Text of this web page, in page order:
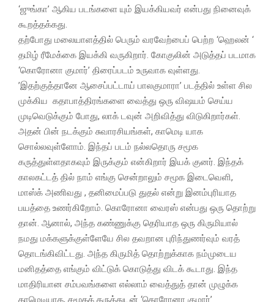
‘ஜுங்கா’ ஆகிய படங்களை யும் இயக்கியவர் என்பது நினைவுக்
கூறத்தக்கது.
தற்போது மலையாளத்தில் பெரும் வரவேற்பைப் பெற்ற ‘ஹெலன் ‘
தமிழ் ரீமேக்கை இயக்கி வருகிறார். கோகுலின் அடுத்தப் படமாக
‘கொரோனா குமார்’ திரைப்படம் உருவாக வுள்ளது.
’இதற்குத்தானே ஆசைப்பட்டாய் பாலகுமாரா’ படத்தில் உள்ள சில
முக்கிய கதாபாத்திரங்களை வைத்து ஒரு விஷயம் செய்ய
முடிவெடுக்கும் போது, லாக் டவுன் அறிவித்து விடுகிறார்கள்.
அதன் பின் நடக்கும் சுவாரசியங்கள், காமெடி யாக
சொல்லவுள்ளோம். இந்தப் படம் நல்லதொரு சமூக
கருத்துள்ளதாகவும் இருக்கும் என்கிறார் இயக் குனர். இந்தக்
காலகட்டத் தில் நாம் எங்கு சென்றாலும் சமூக இடைவெளி,
மாஸ்க் அணிவது , தனிமைப்படு துதல் என்று இனம்புரியாத
பயத்தை உணர்கிறோம். கொரோனா வைரஸ் என்பது ஒரு தொற்று
தான். ஆனால், அந்த கண்ணுக்கு தெரியாத ஒரு கிருமியால்
நமது மக்களுக்குள்ளேயே சில தவறான புரிந்துணர்வும் வரத்
தொடங்கிவிட்டது. அந்த கிருமித் தொற்றுக்காக நம்முடைய
மனிதத்தை எங்கும் விட்டுக் கொடுத்து விடக் கூடாது. இந்த
மாதிரியான சம்பவங்களை எல்லாம் வைத்துத் தான் முழுக்க
காமெடியாக, சமூகக் கருத்துடன் ‘கொரோனா குமார்’